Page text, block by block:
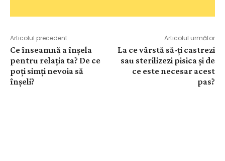
Articolul precedent
Ce înseamnă a înșela
pentru relația ta? De ce
poți simți nevoia să
înșeli?
Articolul următor
La ce vârstă să-ți castrezi
sau sterilizezi pisica și de
ce este necesar acest
pas?